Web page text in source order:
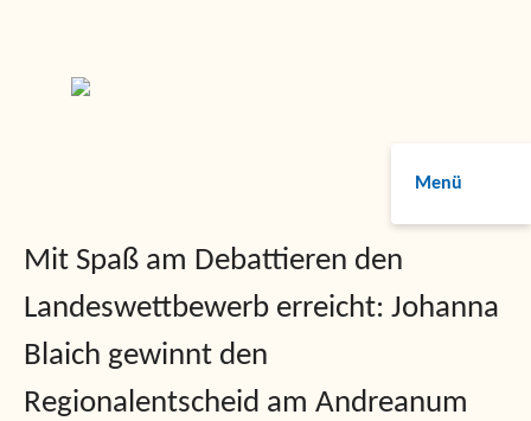
Menü
Mit Spaß am Debattieren den
Landeswettbewerb erreicht: Johanna
Blaich gewinnt den
Regionalentscheid am Andreanum